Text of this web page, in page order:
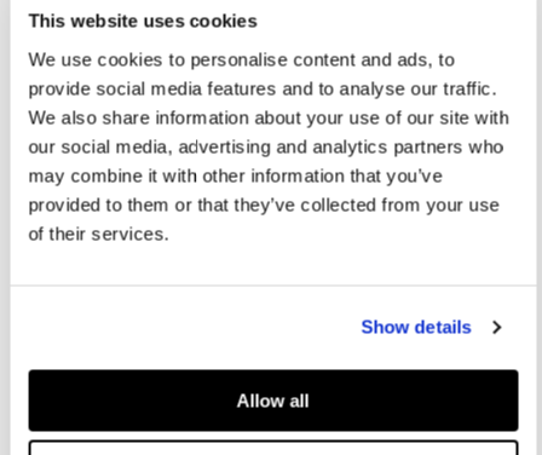
This website uses cookies
We use cookies to personalise content and ads, to
provide social media features and to analyse our traffic.
We also share information about your use of our site with
our social media, advertising and analytics partners who
may combine it with other information that you’ve
provided to them or that they’ve collected from your use
of their services.
Show details
Allow all
32 33 34 35 36
Guide des tailles